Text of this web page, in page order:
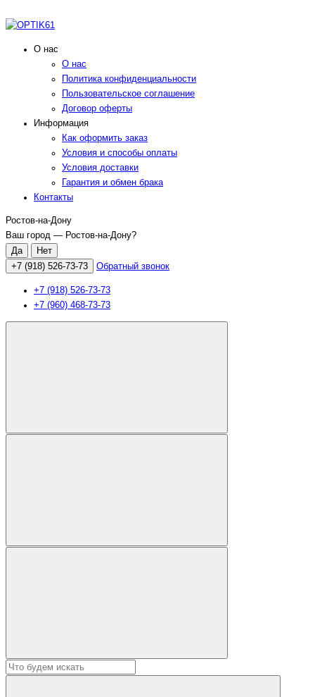
О нас
О нас
Политика конфиденциальности
Пользовательское соглашение
Договор оферты
Информация
Как оформить заказ
Условия и способы оплаты
Условия доставки
Гарантия и обмен брака
Контакты
Ростов-на-Дону
Ваш город — Ростов-на-Дону?
+7 (918) 526-73-73 Обратный звонок
+7 (918) 526-73-73
+7 (960) 468-73-73